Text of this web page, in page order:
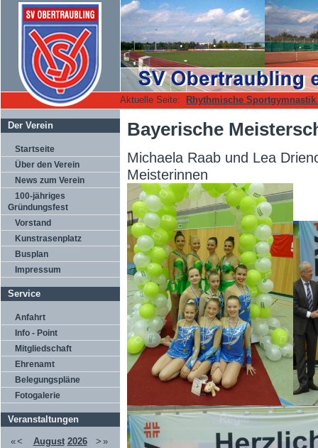
Aktuelle Seite: Rhythmische Sportgymnastik
Der Verein
Startseite
Über den Verein
News zum Verein
100-jähriges
Gründungsfest
Vorstand
Kunstrasenplatz
Busplan
Impressum
Service
Anfahrt
Info - Point
Mitgliedschaft
Ehrenamt
Belegungspläne
Fotogalerie
Veranstaltungen
«< August 2026 > »
Bayerische
Michaela Raab und Lea
Meisterinnen